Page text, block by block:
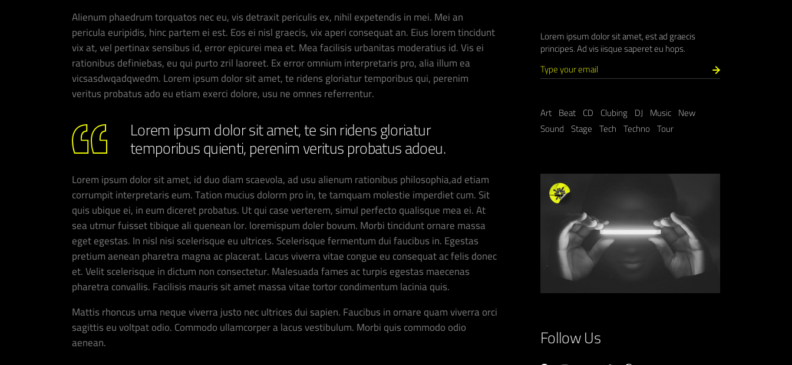
Alienum phaedrum torquatos nec eu, vis detraxit periculis ex, nihil expetendis in mei. Mei an
pericula euripidis, hinc partem ei est. Eos ei nisl graecis, vix aperi consequat an. Eius lorem tincidunt
vix at, vel pertinax sensibus id, error epicurei mea et. Mea facilisis urbanitas moderatius id. Vis ei
rationibus definiebas, eu qui purto zril laoreet. Ex error omnium interpretaris pro, alia illum ea
vicsasdwqadqwedm. Lorem ipsum dolor sit amet, te ridens gloriatur temporibus qui, perenim
veritus probatus ado eu etiam exerci dolore, usu ne omnes referrentur.
Lorem ipsum dolor sit amet, te sin ridens gloriatur
temporibus quienti, perenim veritus probatus adoeu.
Lorem ipsum dolor sit amet, id duo diam scaevola, ad usu alienum rationibus philosophia,ad etiam
corrumpit interpretaris eum. Tation mucius dolorm pro in, te tamquam molestie imperdiet cum. Sit
quis ubique ei, in eum diceret probatus. Ut qui case verterem, simul perfecto qualisque mea ei. At
sea utmur fuisset tibique ali quenean lor. loremispum doler bovum. Morbi tincidunt ornare massa
eget egestas. In nisl nisi scelerisque eu ultrices. Scelerisque fermentum dui faucibus in. Egestas
pretium aenean pharetra magna ac placerat. Lacus viverra vitae congue eu consequat ac felis donec
et. Velit scelerisque in dictum non consectetur. Malesuada fames ac turpis egestas maecenas
pharetra convallis. Facilisis mauris sit amet massa vitae tortor condimentum lacinia quis.
Mattis rhoncus urna neque viverra justo nec ultrices dui sapien. Faucibus in ornare quam viverra orci
sagittis eu voltpat odio. Commodo ullamcorper a lacus vestibulum. Morbi quis commodo odio
aenean.
Lorem ipsum dolor sit amet, est ad graecis
principes. Ad vis iisque saperet eu hops.
Art Beat CD Clubing DJ Music New
Sound Stage Tech Techno Tour
Follow Us